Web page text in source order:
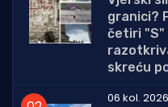
granici?
četiri "S"
skreću
06 kol. 2026